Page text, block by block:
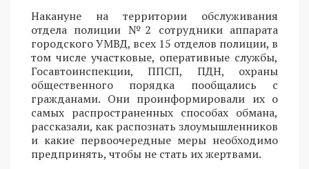
Накануне на территории обслуживания
отдела полиции №2 сотрудники аппарата
городского УМВД, всех 15 отделов полиции, в
том числе участковые, оперативные службы,
Госавтоинспекции, ППСП, ПДН, охраны
общественного порядка пообщались с
гражданами. Они проинформировали их о
самых распространенных способах обмана,
рассказали, как распознать злоумышленников
и какие первоочередные меры необходимо
предпринять, чтобы не стать их жертвами.